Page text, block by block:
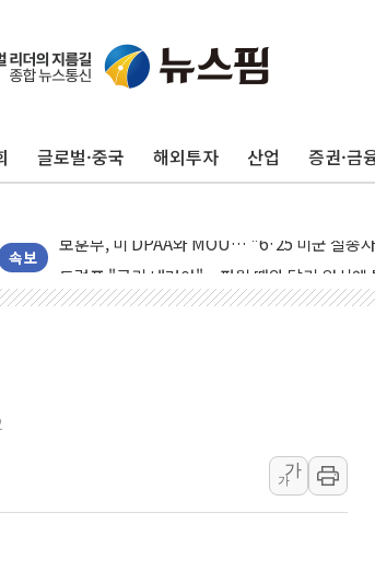
글로벌·중국 해외투자 산업 증권·금
속보
[AI MY 뉴스] 뉴욕 반도체주 프리뷰...美 고용
뉴욕증시 프리뷰, 美 고용 쇼크에 금리 인상
[사진] 이슬람 수니파 3개국, 공동방위협정 체결
뉴욕증시 개장 전 특징주...아틀라시안·클라
트럼프 "금리 내려야"…파월 때와 달리 워시엔
특정 정치인 측근 포항시 정책특보 내정설...포
李 대통령, '6시간 마라톤 부동산 2차 회의' 주
이란와이어 "이란 최고지도자 위독…곧 사망해
남동발전, 해남군에 국내 최대 규모 400MW
[인도증시] 중동 불안 속 유가 상승에 소폭 하락
가
가